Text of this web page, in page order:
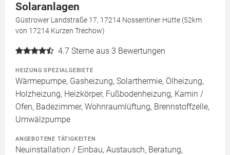
Solaranlagen
Güstrower Landstraße 17, 17214 Nossentiner Hütte (52km
von 17214 Kurzen Trechow)
4.7 Sterne aus 3 Bewertungen
HEIZUNG SPEZIALGEBIETE
Wärmepumpe, Gasheizung, Solarthermie, Ölheizung,
Holzheizung, Heizkörper, Fußbodenheizung, Kamin /
Ofen, Badezimmer, Wohnraumlüftung, Brennstoffzelle,
Umwälzpumpe
ANGEBOTENE TÄTIGKEITEN
Neuinstallation / Einbau, Austausch, Beratung,